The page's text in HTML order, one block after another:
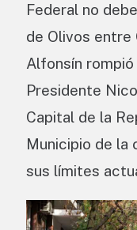
Federal no
de Olivos entre
Alfonsín
Presidente
Capital de la
Municipio de la
sus límites